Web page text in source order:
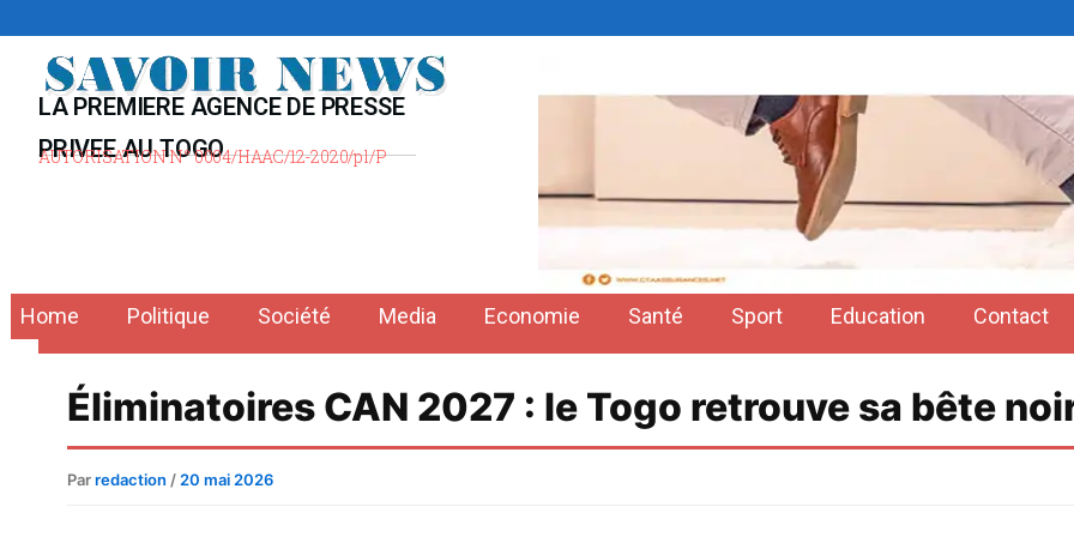
contenu
LA PREMIERE AGENCE DE PRESSE
PRIVEE AU TOGO
AUTORISATION N° 0004/HAAC/12-2020/pl/P
Home Politique Société Media Economie Santé Sport Education Contact
Éliminatoires CAN 2027 : le Togo retrouve sa bête
Parredaction / 20 mai 2026